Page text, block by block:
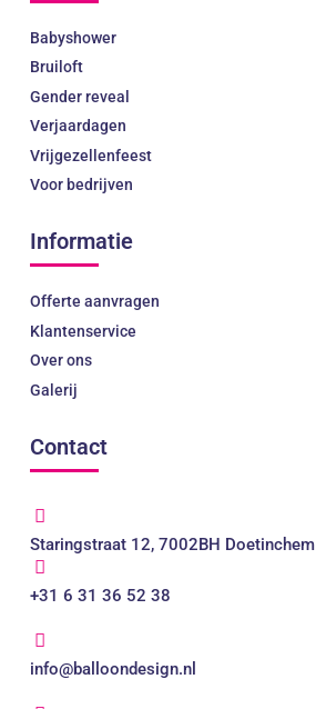
Babyshower
Bruiloft
Gender reveal
Verjaardagen
Vrijgezellenfeest
Voor bedrijven
Informatie
Offerte aanvragen
Klantenservice
Over ons
Galerij
Contact
Staringstraat 12, 7002BH Doetinchem
+31 6 31 36 52 38
info@balloondesign.nl